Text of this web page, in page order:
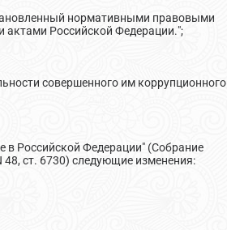
нормативными правовыми
актами Российской Федерации.";
совершенного им коррупционного
в Российской Федерации" (Собрание
48, ст. 6730) следующие изменения: